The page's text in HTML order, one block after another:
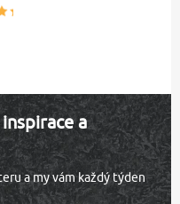
a
a my vám každý týden